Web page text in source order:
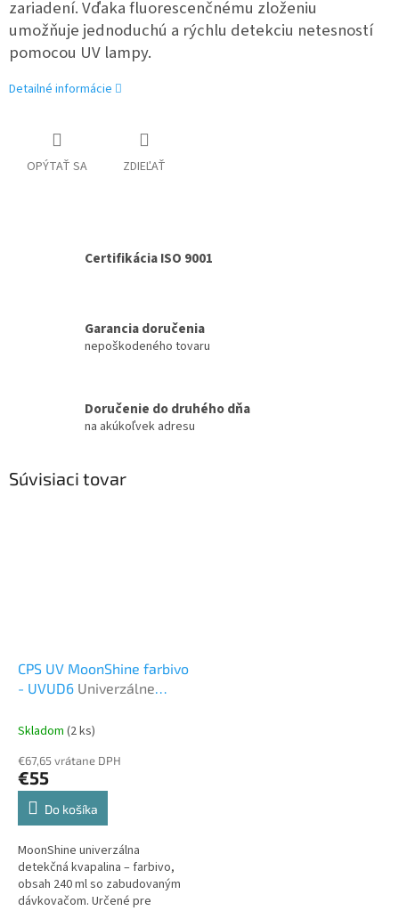
zariadení. Vďaka fluorescenčnému zloženiu
umožňuje jednoduchú a rýchlu detekciu netesností
pomocou UV lampy.
Detailné informácie
OPÝTAŤ SA ZDIEĽAŤ
Certifikácia ISO 9001
Garancia doručenia
nepoškodeného tovaru
Doručenie do druhého dňa
na akúkoľvek adresu
Súvisiaci tovar
CPS UV MoonShine farbivo
- UVUD6 Univerzálne
injektory
Skladom (2 ks)
€67,65 vrátane DPH
€55
Do košíka
MoonShine univerzálna
detekčná kvapalina – farbivo,
obsah 240 ml so zabudovaným
dávkovačom. Určené pre